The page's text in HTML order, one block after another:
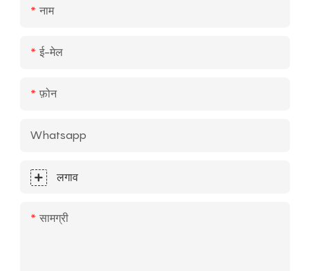
नाम
ई-मेल
फ़ोन
Whatsapp
लगाव
सामग्री